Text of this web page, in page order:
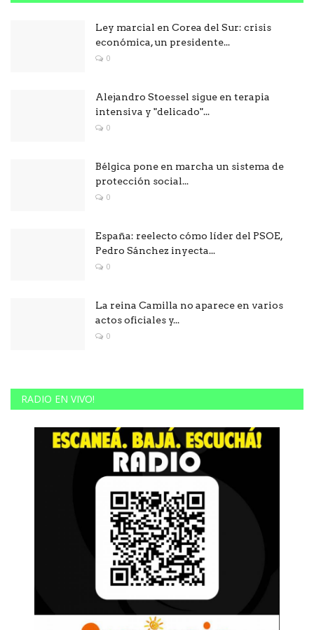
Ley marcial en Corea del Sur: crisis
económica, un presidente...
0
Alejandro Stoessel sigue en terapia
intensiva y "delicado"...
0
Bélgica pone en marcha un sistema de
protección social...
0
España: reelecto cómo líder del PSOE,
Pedro Sánchez inyecta...
0
La reina Camilla no aparece en varios
actos oficiales y...
0
RADIO EN VIVO!